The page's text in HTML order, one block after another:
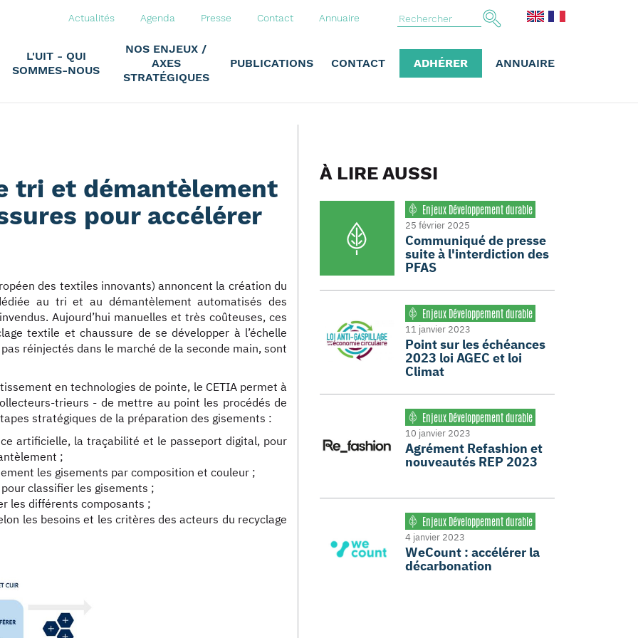
Actualités Agenda Presse Contact Annuaire
L'UIT - QUI
SOMMES-NOUS
NOS ENJEUX /
AXES
STRATÉGIQUES
PUBLICATIONS CONTACT ADHÉRER ANNUAIRE
tri et démantèlement
pour accélérer
des textiles innovants) annoncent la création du
au tri et au démantèlement automatisés des
Aujourd’hui manuelles et très coûteuses, ces
textile et chaussure de se développer à l’échelle
réinjectés dans le marché de la seconde main, sont
en technologies de pointe, le CETIA permet à
trieurs - de mettre au point les procédés de
stratégiques de la préparation des gisements :
artificielle, la traçabilité et le passeport digital, pour
;
les gisements par composition et couleur ;
classifier les gisements ;
les différents composants ;
les besoins et les critères des acteurs du recyclage
À LIRE AUSSI
Enjeux Développement durable
25 février 2025
Communiqué de presse
suite à l'interdiction des
PFAS
Enjeux Développement durable
11 janvier 2023
Point sur les échéances
2023 loi AGEC et loi
Climat
Enjeux Développement durable
10 janvier 2023
Agrément Refashion et
nouveautés REP 2023
Enjeux Développement durable
4 janvier 2023
WeCount : accélérer la
décarbonation